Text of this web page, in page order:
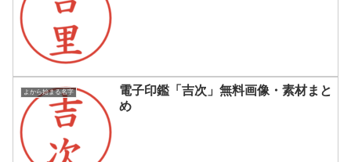
よから始まる名字
電子印鑑「吉次」無料画像・素材まと
め